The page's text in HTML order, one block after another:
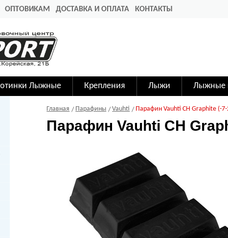
ОПТОВИКАМ ДОСТАВКА И ОПЛАТА КОНТАКТЫ
Лыжные Крепления Лыжи Лыжные
Главная Парафины Vauhti Парафин Vauhti CH Graphite (-
Парафин Vauhti CH